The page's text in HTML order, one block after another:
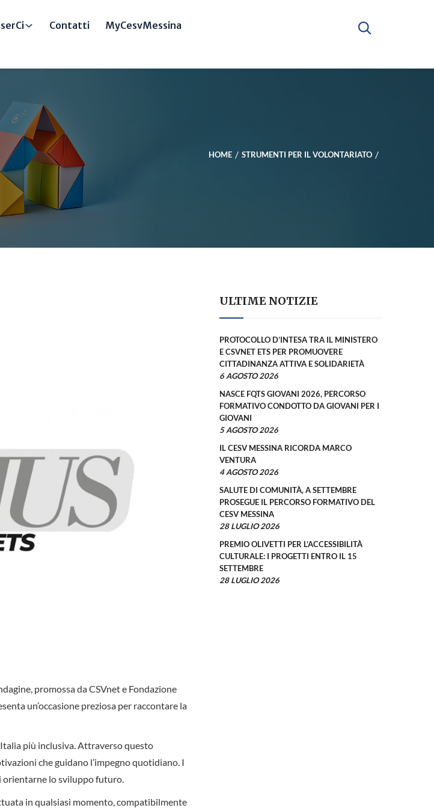
Contatti MyCesvMessina
HOME STRUMENTI PER IL VOLONTARIATO
promossa da CSVnet e Fondazione
un’occasione preziosa per raccontare la
più inclusiva. Attraverso questo
che guidano l’impegno quotidiano. I
orientarne lo sviluppo futuro.
in qualsiasi momento, compatibilmente
ULTIME NOTIZIE
PROTOCOLLO D’INTESA TRA IL MINISTERO
E CSVNET ETS PER PROMUOVERE
CITTADINANZA ATTIVA E SOLIDARIETÀ
6 AGOSTO 2026
NASCE FQTS GIOVANI 2026, PERCORSO
FORMATIVO CONDOTTO DA GIOVANI PER I
GIOVANI
5 AGOSTO 2026
IL CESV MESSINA RICORDA MARCO
VENTURA
4 AGOSTO 2026
SALUTE DI COMUNITÀ, A SETTEMBRE
PROSEGUE IL PERCORSO FORMATIVO DEL
CESV MESSINA
28 LUGLIO 2026
PREMIO OLIVETTI PER L’ACCESSIBILITÀ
CULTURALE: I PROGETTI ENTRO IL 15
SETTEMBRE
28 LUGLIO 2026